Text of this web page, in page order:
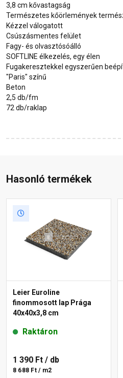
3,8 cm kővastagság
Természetes kőörlemények
Kézzel válogatott
Csúszásmentes felület
Fagy- és olvasztósóálló
SOFTLINE élkezelés, egy élen
Fugakeresztekkel egyszerűen
"Paris" színű
Beton
2,5 db/fm
72 db/raklap
Hasonló termékek
Leier Euroline
finommosott lap Prága
40x40x3,8 cm
Raktáron
1 390 Ft / db
8 688 Ft / m2